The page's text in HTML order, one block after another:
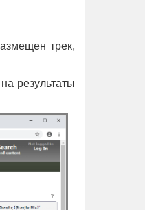
трек,
результаты